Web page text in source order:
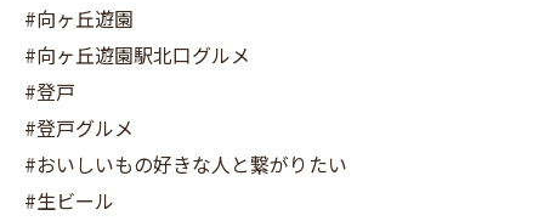
#向ヶ丘遊園
#向ヶ丘遊園駅北口グルメ
#登戸
#登戸グルメ
#おいしいもの好きな人と繋がりたい
#生ビール